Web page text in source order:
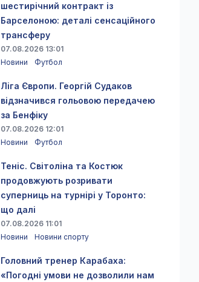
шестирічний контракт із
Барселоною: деталі сенсаційного
трансферу
07.08.2026 13:01
Новини
Футбол
Ліга Європи. Георгій Судаков
відзначився гольовою передачею
за Бенфіку
07.08.2026 12:01
Новини
Футбол
Теніс. Світоліна та Костюк
продовжують розривати
суперниць на турнірі у Торонто:
що далі
07.08.2026 11:01
Новини
Новини спорту
Головний тренер Карабаха:
«Погодні умови не дозволили нам